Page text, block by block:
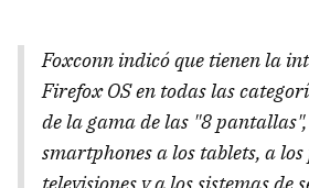
Foxconn indicó que tienen la
Firefox OS en todas las
de la gama de las "8 pantallas",
smartphones a los tablets, a
televisiones y a los sistemas de